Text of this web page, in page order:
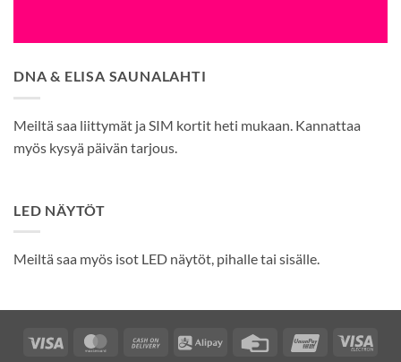
DNA & ELISA SAUNALAHTI
Meiltä saa liittymät ja SIM kortit heti mukaan. Kannattaa
myös kysyä päivän tarjous.
LED NÄYTÖT
Meiltä saa myös isot LED näytöt, pihalle tai sisälle.
Visa MasterCardCash
Alipay
Credit
UnionPayVisa